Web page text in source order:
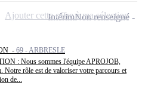
- 69 - ARBRESLE
: Nous sommes l'équipe APROJOB,
Notre rôle est de valoriser votre parcours et
de...
IntérimNon renseigné
Ajouter cette offre à ma sélection